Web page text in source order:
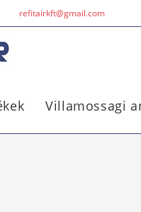
refitairkft@gmail.com
Villamossagi